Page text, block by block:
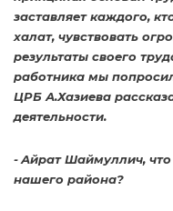
заставляет каждого,
халат, чувствовать
результаты своего
работника мы
ЦРБ А.Хазиева
деятельности.
-Айрат Шаймуллич, что
нашего района?